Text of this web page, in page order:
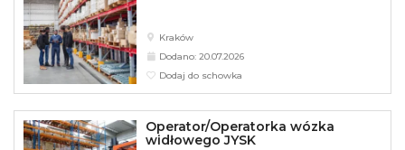
Kraków
Dodano: 20.07.2026
Dodaj do schowka
Operator/Operatorka wózka
widłowego JYSK